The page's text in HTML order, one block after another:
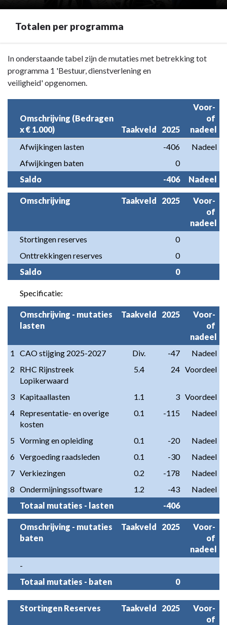
Totalen per programma
Terug
naar
navigatie
Bestuur,
dienstverlening
veiligheid
Totalen
In onderstaande tabel zijn de mutaties met betrekking tot
programma 1 'Bestuur, dienstverlening en
veiligheid' opgenomen.
Omschrijving (Bedragen
x € 1.000)
Taakveld 2025
Voor-
of
nadeel
Afwijkingen lasten
-406
Nadeel
Afwijkingen baten
0
Saldo
-406 Nadeel
Omschrijving Taakveld 2025
Voor-
of
nadeel
Stortingen reserves
0
Onttrekkingen reserves
0
Saldo
0
Specificatie:
Omschrijving - mutaties
lasten
Taakveld 2025
Voor-
of
nadeel
1
CAO stijging 2025-2027 Div. -47
Nadeel
2
RHC Rijnstreek
Lopikerwaard
5.4 24 Voordeel
3 Kapitaallasten 1.1 3 Voordeel
4 Representatie- en overige
kosten
0.1 -115 Nadeel
5 Vorming en opleiding 0.1 -20
Nadeel
6 Vergoeding raadsleden 0.1 -30
Nadeel
7 Verkiezingen 0.2 -178
Nadeel
8 Ondermijningssoftware 1.2 -43
Nadeel
Totaal mutaties - lasten
-406
Omschrijving - mutaties
baten
Taakveld 2025
Voor-
of
nadeel
-
Totaal mutaties - baten
0
Stortingen Reserves Taakveld 2025
Voor-
of